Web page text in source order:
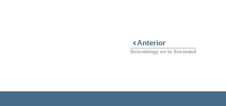
Anterior
Scientology en la Sociedad